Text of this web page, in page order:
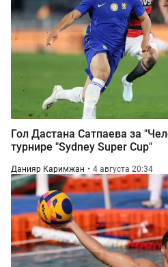
Гол Дастана Сатпаева за
турнире "Sydney Super Cup"
Данияр Каримжан 4 августа 20:34